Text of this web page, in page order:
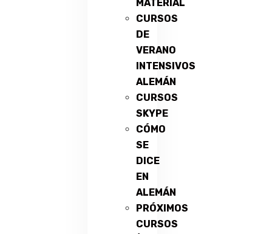
MATERIAL
CURSOS
DE
VERANO
INTENSIVOS
ALEMÁN
CURSOS
SKYPE
CÓMO
SE
DICE
EN
ALEMÁN
PRÓXIMOS
CURSOS